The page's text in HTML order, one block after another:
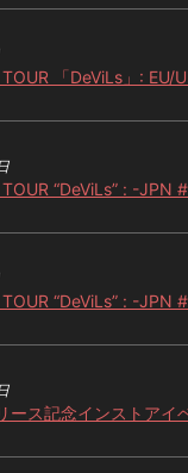
「DeViLs」: EU/
“DeViLs” : -JPN
“DeViLs” : -JPN
ース記念インストアイ